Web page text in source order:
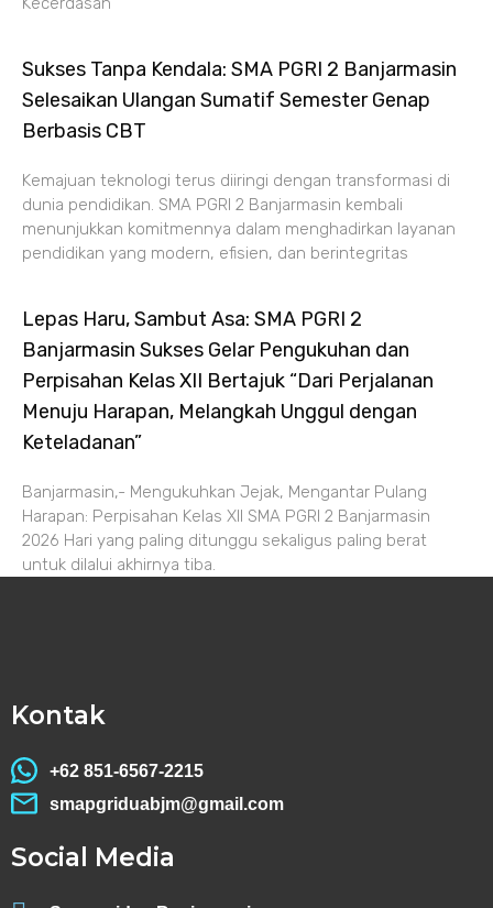
Sukses Tanpa Kendala: SMA PGRI 2 Banjarmasin
Selesaikan Ulangan Sumatif Semester Genap
Berbasis CBT
Kemajuan teknologi terus diiringi dengan transformasi di
dunia pendidikan. SMA PGRI 2 Banjarmasin kembali
menunjukkan komitmennya dalam menghadirkan layanan
pendidikan yang modern, efisien, dan berintegritas
Lepas Haru, Sambut Asa: SMA PGRI 2
Banjarmasin Sukses Gelar Pengukuhan dan
Perpisahan Kelas XII Bertajuk “Dari Perjalanan
Menuju Harapan, Melangkah Unggul dengan
Keteladanan”
Banjarmasin,- Mengukuhkan Jejak, Mengantar Pulang
Harapan: Perpisahan Kelas XII SMA PGRI 2 Banjarmasin
2026 Hari yang paling ditunggu sekaligus paling berat
untuk dilalui akhirnya tiba.
Kontak
+62 851-6567-2215
smapgriduabjm@gmail.com
Social Media